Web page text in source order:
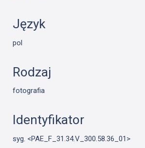
Język
pol
Rodzaj
fotografia
Identyfikator
syg. <PAE_F_31.34.V_300.58.36_01>